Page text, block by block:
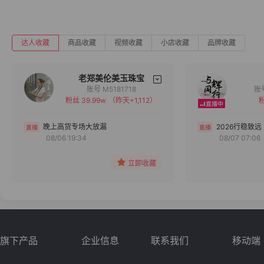
达人收藏 商品收藏 视频收藏 小店收藏 品牌收藏
老郑美伦美玉珠宝
备注
分组
账号 M5181718
粉丝 39.99w
（昨天+1,112）
晚上高货专场大放漏
08/06 19:34
立即收藏
2026行稳致远
08/07 07:06
旗下产品 企业信息 联系我们 移动端